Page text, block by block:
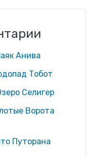
Анива
Тобот
Селигер
Ворота
Путорана